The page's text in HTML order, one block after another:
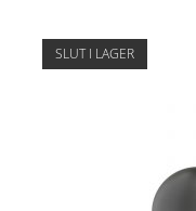
SLUT I LAGER